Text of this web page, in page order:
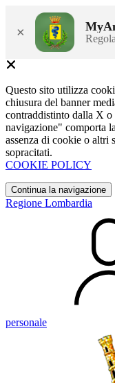
×
Questo sito utilizza
chiusura del banner
contraddistinto dalla X
navigazione" comporta
assenza di cookie o altri
sopracitati.
COOKIE POLICY
Continua la navigazione
Regione Lombardia
personale